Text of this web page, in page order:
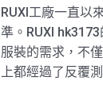
RUXI工廠一直以
準。RUXI
服裝的需求，不
上都經過了反覆